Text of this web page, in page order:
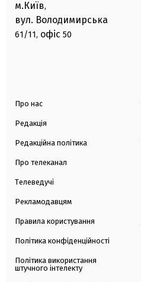
м.Київ,
вул. Володимирська
61/11, офіс 50
Про нас
Редакція
Редакційна політика
Про телеканал
Телеведучі
Рекламодавцям
Правила користування
Політика конфіденційності
Політика використання
штучного інтелекту